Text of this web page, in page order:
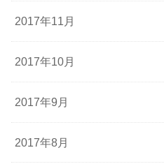
2017年11月
2017年10月
2017年9月
2017年8月